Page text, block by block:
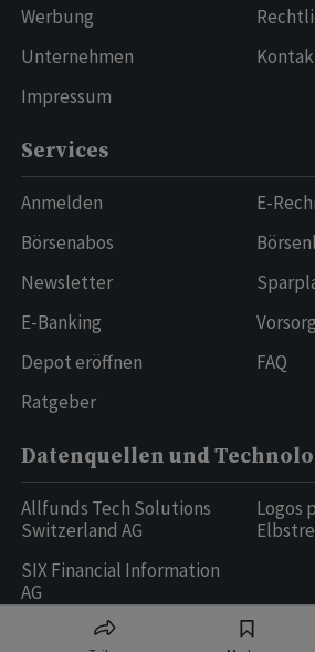
Werbung
Unternehmen
Impressum
Services
Anmelden
Börsenabos
Newsletter
E-Banking
Depot eröffnen
Ratgeber
E-
FAQ
Datenquellen und
Allfunds Tech Solutions
Switzerland AG
SIX Financial Information
AG
Logos